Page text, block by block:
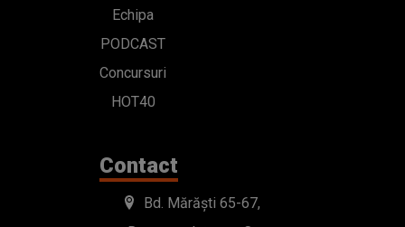
Echipa
PODCAST
Concursuri
HOT40
Contact
Bd. Mărăști 65-67,